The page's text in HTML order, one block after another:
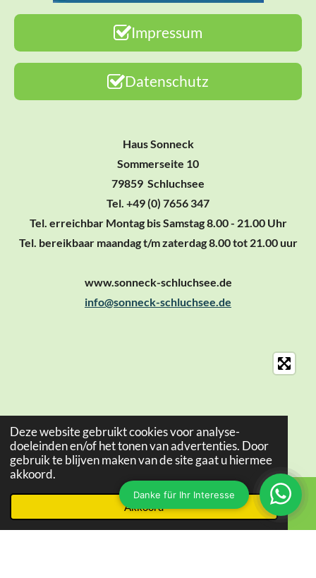
Deze website gebruikt cookies voor analyse-
doeleinden en/of het tonen van advertenties. Door
gebruik te blijven maken van de site gaat u hiermee
akkoord.
Akkoord
Impressum
Datenschutz
Haus Sonneck
Sommerseite 10
79859 Schluchsee
Tel. +49 (0) 7656 347
Tel. erreichbar Montag bis Samstag 8.00 - 21.00 Uhr
Tel. bereikbaar maandag t/m zaterdag 8.00 tot 21.00 uur
www.sonneck-schluchsee.de
info@sonneck-schluchsee.de
Telefoonnummer Kaart